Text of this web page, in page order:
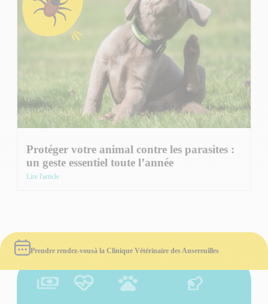
Prendre rendez-vousà la Clinique Vétérinaire des Ansereuilles
Protéger votre animal contre les parasites :
un geste essentiel toute l’année
Lire l'article